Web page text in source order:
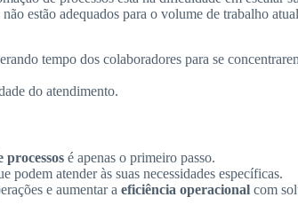
estão adequados para o volume de trabalho
tempo dos colaboradores para se
do atendimento.
processos é apenas o primeiro passo.
atender às suas necessidades específicas.
e aumentar a eficiência operacional com